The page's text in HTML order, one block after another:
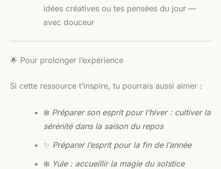
idées créatives ou tes pensées du jour —
avec douceur
🌟 Pour prolonger l’expérience
Si cette ressource t’inspire, tu pourrais aussi aimer :
❄️ Préparer son esprit pour l’hiver : cultiver la
sérénité dans la saison du repos
✨ Préparer l’esprit pour la fin de l’année
❄️ Yule : accueillir la magie du solstice